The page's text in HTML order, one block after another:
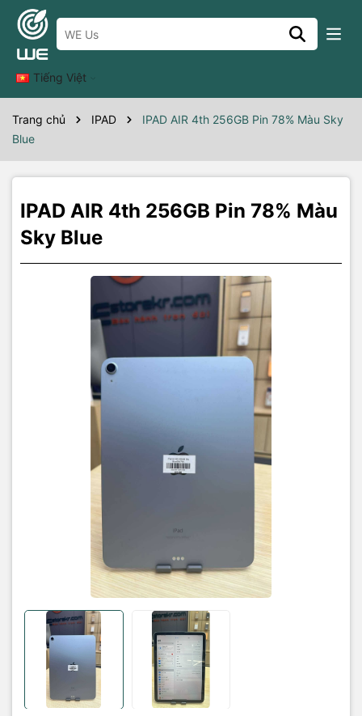
Tiếng Việt
Trang chủ IPAD
IPAD AIR 4th 256GB Pin 78% Màu Sky
Blue
IPAD AIR 4th 256GB Pin 78% Màu
Sky Blue
Thông số kỹ thuật
Máy đẹp không xước